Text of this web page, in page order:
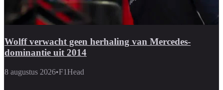
Wolff verwacht geen herhaling van Mercedes-
dominantie uit 2014
8 augustus 2026•F1Head